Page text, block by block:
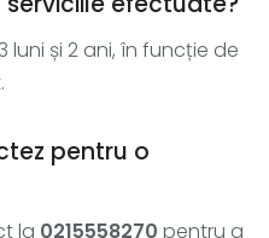
luni și 2 ani, în funcție de
pentru o
la 0215558270 pentru a